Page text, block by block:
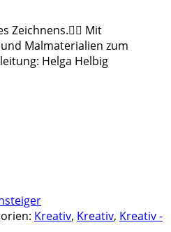
Zeichnens.✍🏻 Mit
Malmaterialien zum
Helga Helbig
Kreativ, Kreativ, Kreativ -